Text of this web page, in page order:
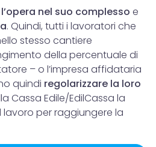
nel suo complesso e
. Quindi, tutti i lavoratori che
stesso cantiere
della percentuale di
– o l’impresa affidataria
quindi regolarizzare la loro
Cassa Edile/EdilCassa la
per raggiungere la